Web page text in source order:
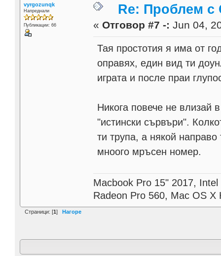
vyrgozunqk
Напреднали
Публикации: 66
Re: Проблем с
« Отговор #7 -: Jun 04,
Тая простотия я има от
оправях, един вид ти
играта и после праи
Никога повече не влизай
"истински сървъри".
ти трупа, а някой
мноого мръсен номер.
Macbook Pro 15" 2017,
Radeon Pro 560, Mac OS X
Страници: [1] Нагоре